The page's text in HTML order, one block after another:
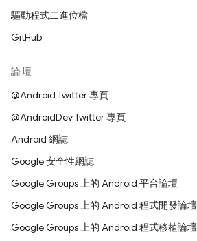
驅動程式二進位檔
GitHub
論壇
@Android Twitter 專頁
@AndroidDev Twitter 專頁
Android 網誌
Google 安全性網誌
Google Groups 上的 Android 平台論壇
Google Groups 上的 Android 程式開發論壇
Google Groups 上的 Android 程式移植論壇